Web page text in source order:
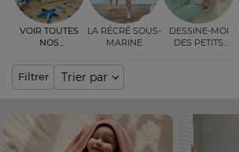
La récré sous-
marine
Dessine-moi
des petits
Voir toutes
nos
Filtrer Trier par